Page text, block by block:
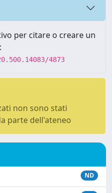
per citare o creare un
4873
non sono stati
parte dell'ateneo
ND